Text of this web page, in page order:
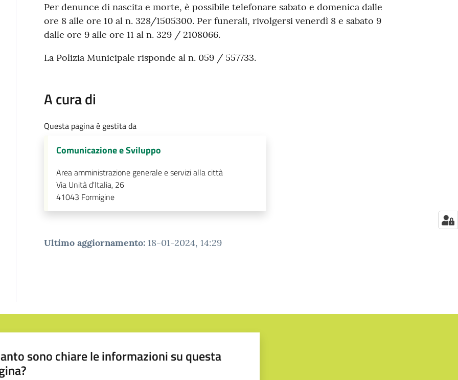
Per denunce di nascita e morte, è possibile telefonare sabato e domenica dalle
ore 8 alle ore 10 al n. 328/1505300. Per funerali, rivolgersi venerdì 8 e sabato 9
dalle ore 9 alle ore 11 al n. 329 / 2108066.
La Polizia Municipale risponde al n. 059 / 557733.
A cura di
Questa pagina è gestita da
Comunicazione e Sviluppo
Area amministrazione generale e servizi alla città
Via Unità d'Italia, 26
41043 Formigine
Ultimo aggiornamento: 18-01-2024, 14:29
sono chiare le informazioni su questa